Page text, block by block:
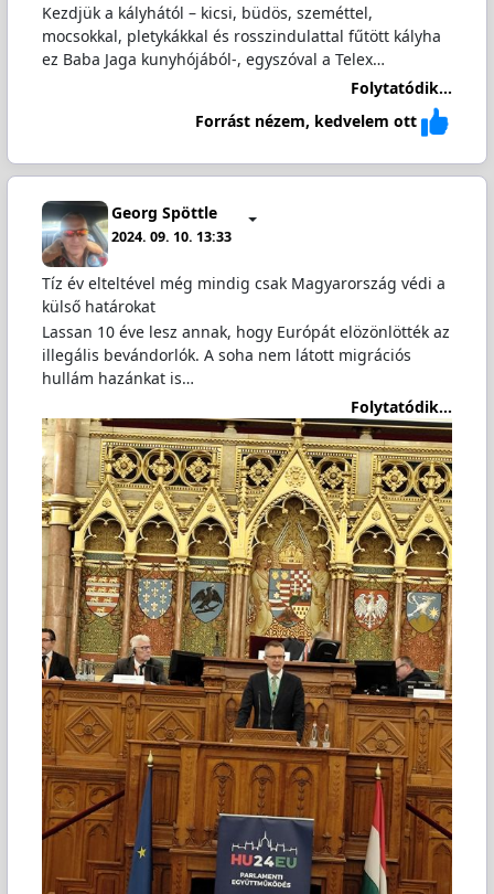
Kezdjük a kályhától – kicsi, büdös, szeméttel,
mocsokkal, pletykákkal és rosszindulattal fűtött kályha
ez Baba Jaga kunyhójából-, egyszóval a Telex…
Folytatódik...
Forrást nézem, kedvelem ott
Georg Spöttle
2024. 09. 10. 13:33
Tíz év elteltével még mindig csak Magyarország védi a
külső határokat
Lassan 10 éve lesz annak, hogy Európát elözönlötték az
illegális bevándorlók. A soha nem látott migrációs
hullám hazánkat is…
Folytatódik...